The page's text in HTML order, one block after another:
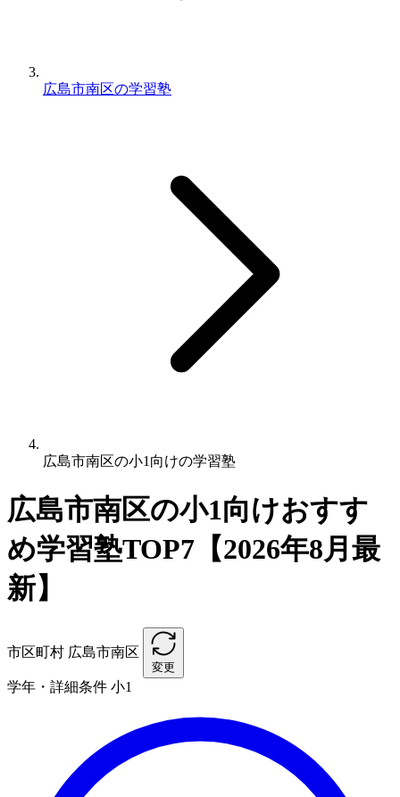
広島市南区の学習塾
広島市南区の小1向けの学習塾
広島市南区の小1向けおすす
め学習塾TOP7【2026年8月最
新】
市区町村 広島市南区
変更
学年・詳細条件 小1